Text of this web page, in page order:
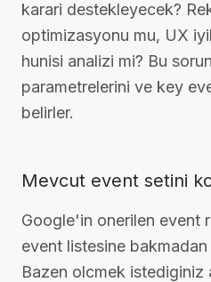
karari destekleyecek?
optimizasyonu mu, UX
hunisi analizi mi? Bu
parametrelerini ve key
belirler.
Mevcut event setini
Google'in onerilen event
event listesine
Bazen olcmek istediginiz